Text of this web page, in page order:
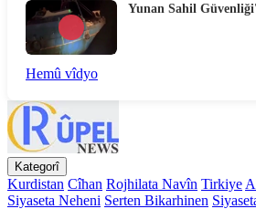
Yunan Sahil
Hemû vîdyo
Kategorî
Kurdistan Cîhan Rojhilata Navîn Tirkiye
Siyaseta Neheni Serten Bikarhinen